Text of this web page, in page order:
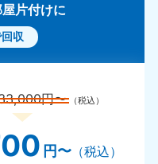
片付けに
収
円〜 （税込）
円〜（税込）